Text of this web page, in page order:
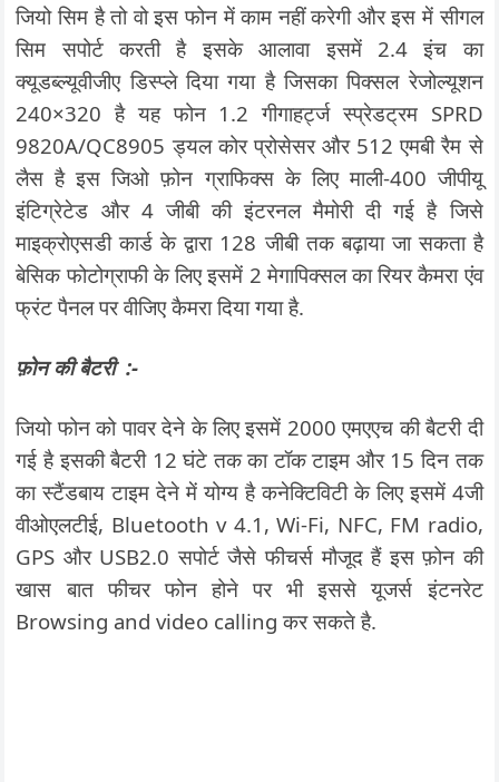
जियो सिम है तो वो इस फोन में काम नहीं करेगी और इस में सीगल
सिम सपोर्ट करती है इसके आलावा इसमें 2.4 इंच का
क्यूडब्ल्यूवीजीए डिस्प्ले दिया गया है जिसका पिक्सल रेजोल्यूशन
240×320 है यह फोन 1.2 गीगाहर्ट्ज स्प्रेडट्रम SPRD
9820A/QC8905 ड्यल कोर प्रोसेसर और 512 एमबी रैम से
लैस है इस जिओ फ़ोन ग्राफिक्स के लिए माली-400 जीपीयू
इंटिग्रेटेड और 4 जीबी की इंटरनल मैमोरी दी गई है जिसे
माइक्रोएसडी कार्ड के द्वारा 128 जीबी तक बढ़ाया जा सकता है
बेसिक फोटोग्राफी के लिए इसमें 2 मेगापिक्सल का रियर कैमरा एंव
फ्रंट पैनल पर वीजिए कैमरा दिया गया है.
फ़ोन की बैटरी :-
जियो फोन को पावर देने के लिए इसमें 2000 एमएएच की बैटरी दी
गई है इसकी बैटरी 12 घंटे तक का टॉक टाइम और 15 दिन तक
का स्टैंडबाय टाइम देने में योग्य है कनेक्टिविटी के लिए इसमें 4जी
वीओएलटीई, Bluetooth v 4.1, Wi-Fi, NFC, FM radio,
GPS और USB2.0 सपोर्ट जैसे फीचर्स मौजूद हैं इस फ़ोन की
खास बात फीचर फोन होने पर भी इससे यूजर्स इंटनरेट
Browsing and video calling कर सकते है.